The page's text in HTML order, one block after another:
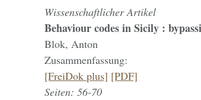
Wissenschaftlicher Artikel
Behaviour codes in Sicily :
Blok, Anton
Zusammenfassung:
[FreiDok plus] [PDF]
Seiten: 56-70